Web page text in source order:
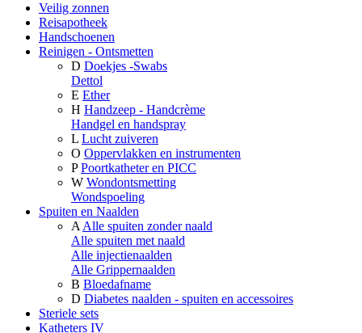
Veilig zonnen
Reisapotheek
Handschoenen
Reinigen - Ontsmetten
D Doekjes -Swabs
Dettol
E Ether
H Handzeep - Handcrème
Handgel en handspray
L Lucht zuiveren
O Oppervlakken en instrumenten
P Poortkatheter en PICC
W Wondontsmetting
Wondspoeling
Spuiten en Naalden
A Alle spuiten zonder naald
Alle spuiten met naald
Alle injectienaalden
Alle Grippernaalden
B Bloedafname
D Diabetes naalden - spuiten en accessoires
Steriele sets
Katheters IV